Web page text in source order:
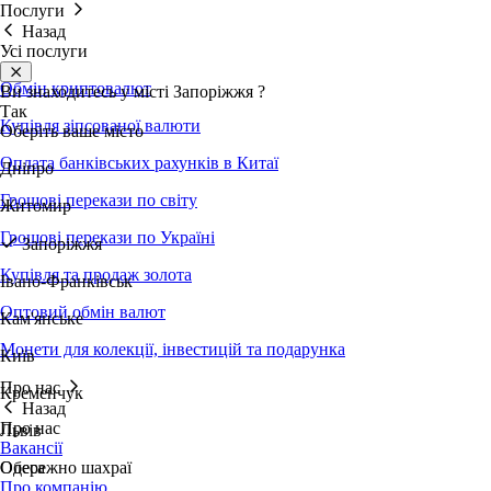
Послуги
Назад
Усі послуги
Обмін криптовалют
Купівля зіпсованої валюти
Оплата банківських рахунків в Китаї
Грошові перекази по світу
Грошові перекази по Україні
Купівля та продаж золота
Оптовий обмін валют
Монети для колекції, інвестицій та подарунка
Про нас
Назад
Про нас
Вакансії
Обережно шахраї
Про компанію
Ви знаходитесь у місті Запоріжжя ?
Так
Оберіть ваше місто
Дніпро
Житомир
Запоріжжя
Івано-Франківськ
Кам'янське
Київ
Кременчук
Львів
Одеса